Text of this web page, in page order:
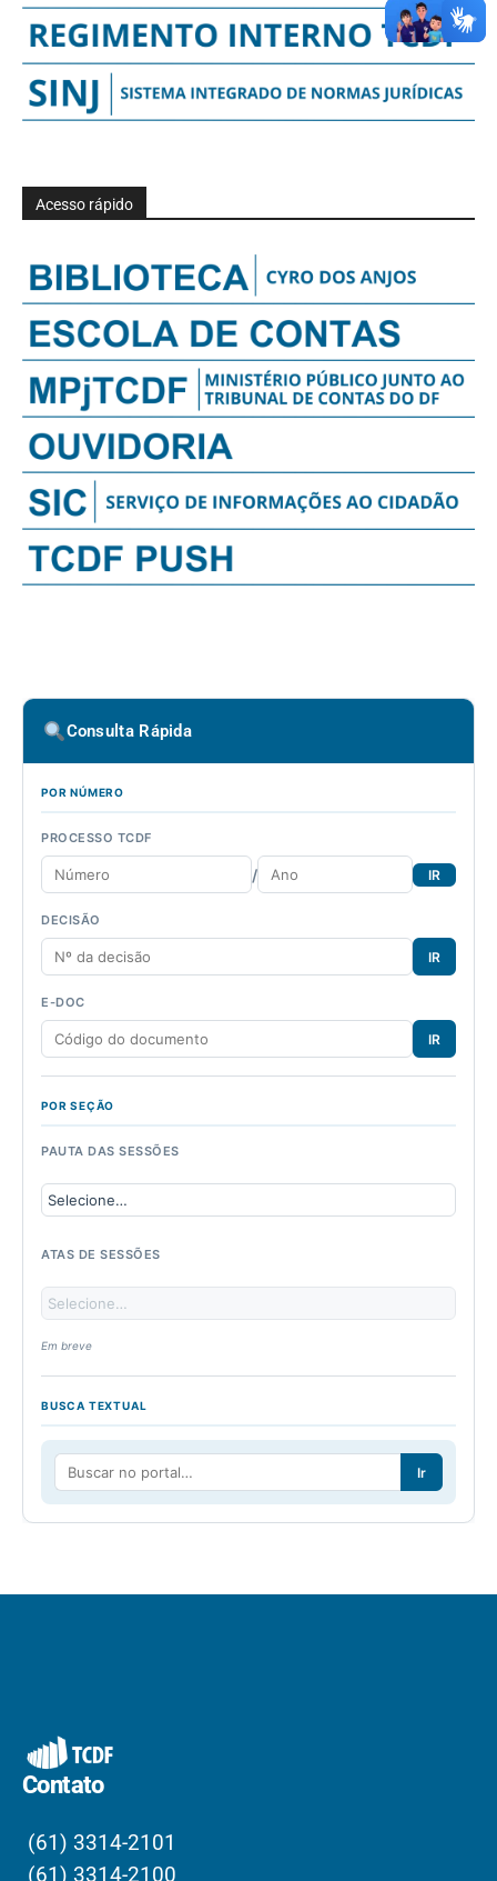
Acesso rápido
Consulta Rápida
POR NÚMERO
PROCESSO TCDF
/ IR
DECISÃO
IR
E-DOC
IR
POR SEÇÃO
PAUTA DAS SESSÕES
ATAS DE SESSÕES
Em breve
BUSCA TEXTUAL
Ir
Contato
(61) 3314-2101
(61) 3314-2100